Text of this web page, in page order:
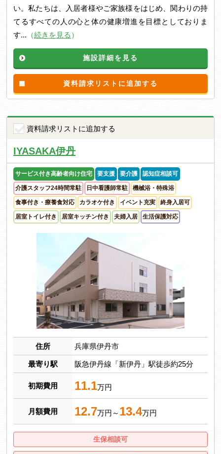
い。私たちは、入居者様やご家族様をはじめ、関わりの持
てるすべての人の心と体の健康増進を目標としておりま
す... （続きを見る ）
施設詳細を見る
資料請求リストに追加する
資料請求リストに追加する
IYASAKA伊丹
サービス付き高齢者向け住宅 要支援 要介護 認知症相談可
介護スタッフ24時間常駐 日中看護師常駐 機械浴・特殊浴
食事付き・療養食対応 カラオケ付き イベント充実 終身入居可
居室トイレ付き 居室キッチン付き 夫婦入居 生活保護対応
住所 兵庫県伊丹市
最寄り駅 阪急伊丹線「新伊丹」駅徒歩約25分
初期費用 11.1万円
月額費用 12.7万円～ 13.4万円
生保相談可